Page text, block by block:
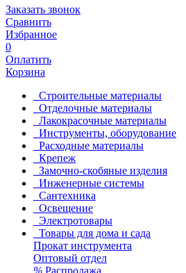
Заказать звонок
Сравнить
Избранное
0
Оплатить
Корзина
Строительные материалы
Отделочные материалы
Лакокрасочные материалы
Инструменты, оборудование
Расходные материалы
Крепеж
Замочно-скобяные изделия
Инженерные системы
Сантехника
Освещение
Электротовары
Товары для дома и сада
Прокат инструмента
Оптовый отдел
% Распродажа